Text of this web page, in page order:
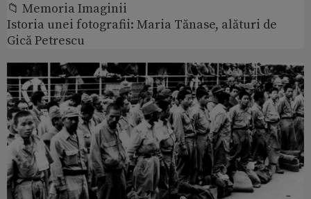
📁 Memoria Imaginii
Istoria unei fotografii: Maria Tănase, alături de
Gică Petrescu